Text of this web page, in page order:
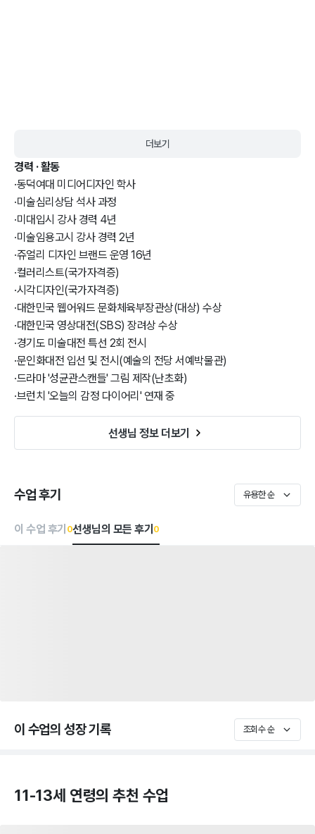
더보기
경력 · 활동
·동덕여대 미디어디자인 학사
·미술심리상담 석사 과정
·미대입시 강사 경력 4년
·미술임용고시 강사 경력 2년
·쥬얼리 디자인 브랜드 운영 16년
·컬러리스트(국가자격증)
·시각디자인(국가자격증)
·대한민국 웹어워드 문화체육부장관상(대상) 수상
·대한민국 영상대전(SBS) 장려상 수상
·경기도 미술대전 특선 2회 전시
·문인화대전 입선 및 전시(예술의 전당 서예박물관)
·드라마 '성균관스캔들' 그림 제작(난초화)
·브런치 '오늘의 감정 다이어리' 연재 중
선생님 정보 더보기
수업 후기 유용한 순
이 수업 후기 0선생님의 모든 후기 0
이 수업의 성장 기록 조회수 순
11-13세 연령의 추천 수업